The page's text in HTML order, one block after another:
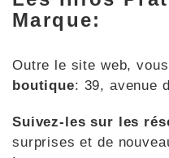
Marque:
Outre le site web,
boutique: 39, avenue
Suivez-les sur les
surprises et de